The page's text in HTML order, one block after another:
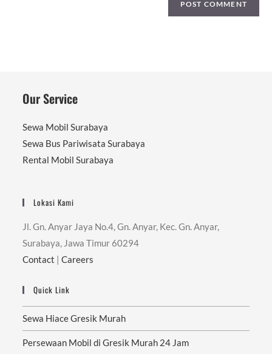
Our Service
Sewa Mobil Surabaya
Sewa Bus Pariwisata Surabaya
Rental Mobil Surabaya
Lokasi Kami
Jl. Gn. Anyar Jaya No.4, Gn. Anyar, Kec. Gn. Anyar,
Surabaya, Jawa Timur 60294
Contact |Careers
Quick Link
Sewa Hiace Gresik Murah
Persewaan Mobil di Gresik Murah 24 Jam